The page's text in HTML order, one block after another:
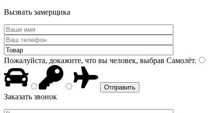
Вызвать замерщика
Пожалуйста, докажите, что вы человек, выбрав Самолёт.
Заказать звонок